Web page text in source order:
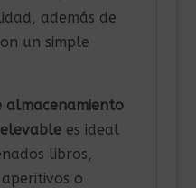
además de
un simple
almacenamiento
es ideal
libros,
o